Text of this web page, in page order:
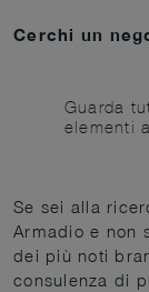
Cerchi un
Guarda
elementi
Se sei alla
Armadio e non
dei più noti
consulenza di